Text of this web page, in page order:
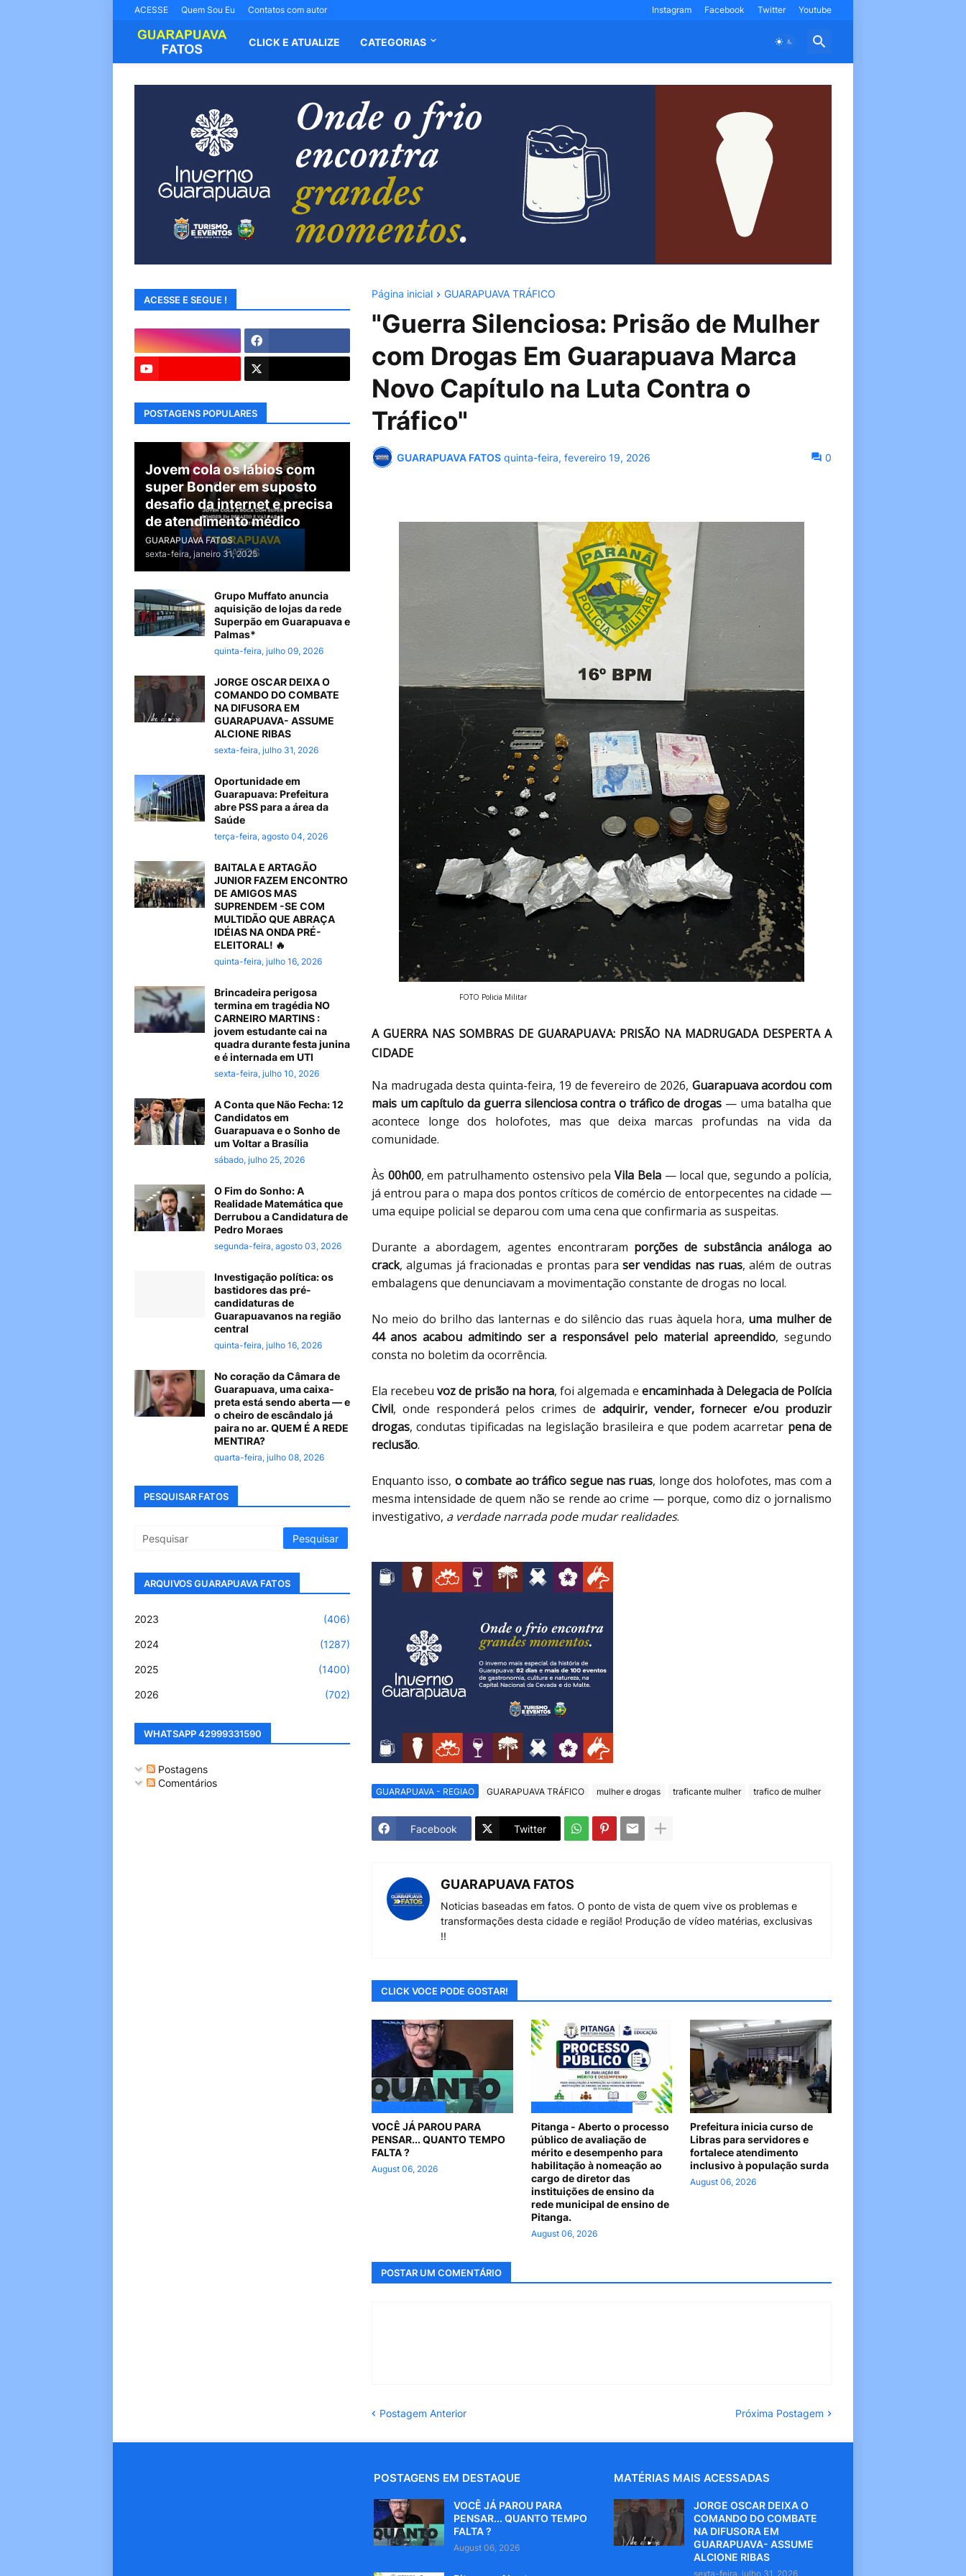
ACESSE Quem Sou Eu Contatos com autor Instagram Facebook Twitter Youtube
CLICK E ATUALIZE CATEGORIAS
Página inicial GUARAPUAVA TRÁFICO
"Guerra Silenciosa: Prisão de Mulher
com Drogas Em Guarapuava Marca
Novo Capítulo na Luta Contra o
Tráfico"
GUARAPUAVA FATOS quinta-feira, fevereiro 19, 2026 0
FOTO Policia Militar
A GUERRA NAS SOMBRAS DE GUARAPUAVA: PRISÃO NA MADRUGADA DESPERTA A
CIDADE
Na madrugada desta quinta-feira, 19 de fevereiro de 2026, Guarapuava acordou com
mais um capítulo da guerra silenciosa contra o tráfico de drogas — uma batalha que
acontece longe dos holofotes, mas que deixa marcas profundas na vida da
comunidade.
Às 00h00, em patrulhamento ostensivo pelaVila Bela— local que, segundo a polícia,
já entrou para o mapa dos pontos críticos de comércio de entorpecentes na cidade —
uma equipe policial se deparou com uma cena que confirmaria as suspeitas.
Durante a abordagem, agentes encontraram porções de substância análoga ao
crack, algumas já fracionadas e prontas paraser vendidas nas ruas, além de outras
embalagens que denunciavam a movimentação constante de drogas no local.
No meio do brilho das lanternas e do silêncio das ruas àquela hora, uma mulher de
44 anos acabou admitindo ser a responsável pelo material apreendido, segundo
consta no boletim da ocorrência.
Ela recebeu voz de prisão na hora, foi algemada e encaminhada à Delegacia de Polícia
Civil, onde responderá pelos crimes de adquirir, vender, fornecer e/ou produzir
drogas, condutas tipificadas na legislação brasileira e que podem acarretar pena de
reclusão.
Enquanto isso, o combate ao tráfico segue nas ruas, longe dos holofotes, mas com a
mesma intensidade de quem não se rende ao crime — porque, como diz o jornalismo
investigativo, a verdade narrada pode mudar realidades.
GUARAPUAVA - REGIAO GUARAPUAVA TRÁFICO mulher e drogas traficante mulher trafico de mulher
Facebook Twitter
GUARAPUAVA FATOS
Noticias baseadas em fatos. O ponto de vista de quem vive os problemas e
transformações desta cidade e região! Produção de vídeo matérias, exclusivas
!!
CLICK VOCE PODE GOSTAR!
VOCÊ JÁ PAROU PARA
PENSAR... QUANTO TEMPO
FALTA ?
August 06, 2026
Pitanga - Aberto o processo
público de avaliação de
mérito e desempenho para
habilitação à nomeação ao
cargo de diretor das
instituições de ensino da
rede municipal de ensino de
Pitanga.
August 06, 2026
Prefeitura inicia curso de
Libras para servidores e
fortalece atendimento
inclusivo à população surda
August 06, 2026
POSTAR UM COMENTÁRIO
Postagem Anterior Próxima Postagem
ACESSE E SEGUE !
POSTAGENS POPULARES
Jovem cola os lábios com
super Bonder em suposto
desafio da internet e precisa
de atendimento médico
GUARAPUAVA FATOS
sexta-feira, janeiro 31, 2025
Grupo Muffato anuncia
aquisição de lojas da rede
Superpão em Guarapuava e
Palmas*
quinta-feira, julho 09, 2026
JORGE OSCAR DEIXA O
COMANDO DO COMBATE
NA DIFUSORA EM
GUARAPUAVA- ASSUME
ALCIONE RIBAS
sexta-feira, julho 31, 2026
Oportunidade em
Guarapuava: Prefeitura
abre PSS para a área da
Saúde
terça-feira, agosto 04, 2026
BAITALA E ARTAGÃO
JUNIOR FAZEM ENCONTRO
DE AMIGOS MAS
SUPRENDEM -SE COM
MULTIDÃO QUE ABRAÇA
IDÉIAS NA ONDA PRÉ-
ELEITORAL! 🔥
quinta-feira, julho 16, 2026
Brincadeira perigosa
termina em tragédia NO
CARNEIRO MARTINS :
jovem estudante cai na
quadra durante festa junina
e é internada em UTI
sexta-feira, julho 10, 2026
A Conta que Não Fecha: 12
Candidatos em
Guarapuava e o Sonho de
um Voltar a Brasília
sábado, julho 25, 2026
O Fim do Sonho: A
Realidade Matemática que
Derrubou a Candidatura de
Pedro Moraes
segunda-feira, agosto 03, 2026
Investigação política: os
bastidores das pré-
candidaturas de
Guarapuavanos na região
central
quinta-feira, julho 16, 2026
No coração da Câmara de
Guarapuava, uma caixa-
preta está sendo aberta — e
o cheiro de escândalo já
paira no ar. QUEM É A REDE
MENTIRA?
quarta-feira, julho 08, 2026
PESQUISAR FATOS
ARQUIVOS GUARAPUAVA FATOS
2023 (406)
2024 (1287)
2025 (1400)
2026 (702)
WHATSAPP 42999331590
Postagens
Comentários
POSTAGENS EM DESTAQUE
VOCÊ JÁ PAROU PARA
PENSAR... QUANTO TEMPO
FALTA ?
August 06, 2026
MATÉRIAS MAIS ACESSADAS
JORGE OSCAR DEIXA O
COMANDO DO COMBATE
NA DIFUSORA EM
GUARAPUAVA- ASSUME
ALCIONE RIBAS
sexta-feira, julho 31, 2026